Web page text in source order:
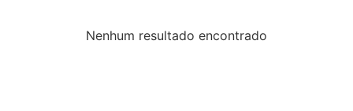
Nenhum resultado encontrado